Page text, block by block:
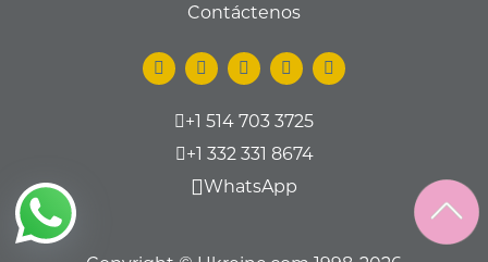
Contáctenos
+1 514 703 3725
+1 332 331 8674
WhatsApp